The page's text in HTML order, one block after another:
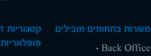
משרות בתחומים מובילים
Back Office -
קטגוריות
פופלאריות